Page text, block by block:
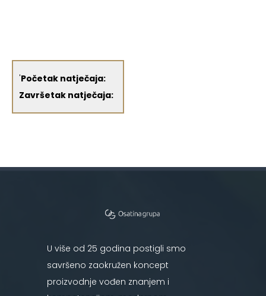
'Početak natječaja:
Završetak natječaja:
U više od 25 godina postigli smo
savršeno zaokružen koncept
proizvodnje vođen znanjem i